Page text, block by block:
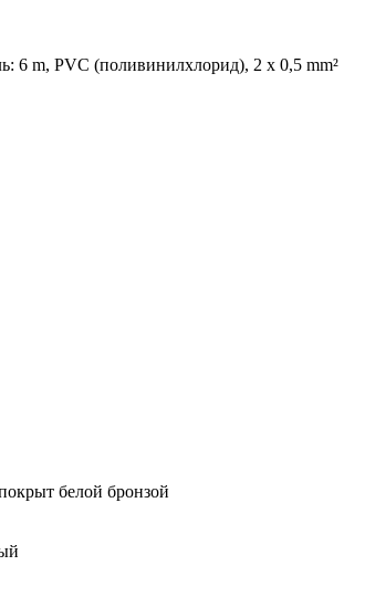
6 m, PVC (поливинилхлорид), 2 x 0,5 mm²
белой бронзой